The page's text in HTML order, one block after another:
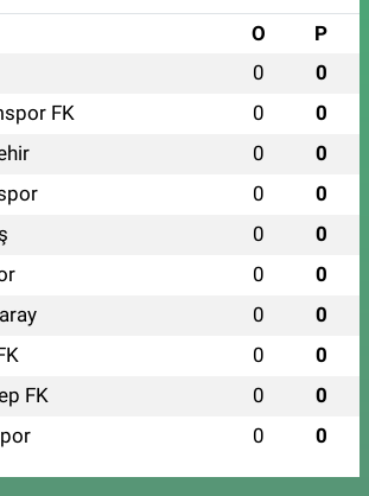
O P
0 0
FK 0 0
0 0
0 0
0 0
0 0
0 0
0 0
FK 0 0
0 0